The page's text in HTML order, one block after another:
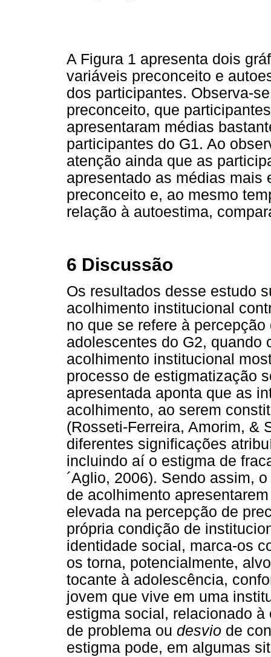
A Figura 1 apresenta dois
variáveis preconceito e
dos participantes. Observa-
preconceito, que
apresentaram médias
participantes do G1. Ao
atenção ainda que as
apresentado as médias mais
preconceito e, ao mesmo
relação à autoestima,
6 Discussão
Os resultados desse estudo
acolhimento institucional
no que se refere à
adolescentes do G2, quando
acolhimento institucional
processo de estigmatização
apresentada aponta que as
acolhimento, ao serem
(Rosseti-Ferreira, Amorim, &
diferentes significações
incluindo aí o estigma de
´Aglio, 2006). Sendo assim,
de acolhimento
elevada na percepção de
própria condição de
identidade social, marca-os
os torna, potencialmente,
tocante à adolescência,
jovem que vive em uma
estigma social, relacionado
de problema ou desvio de
estigma pode, em algumas